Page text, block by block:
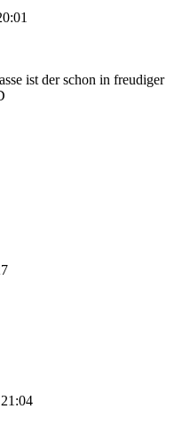
ist der schon in freudiger